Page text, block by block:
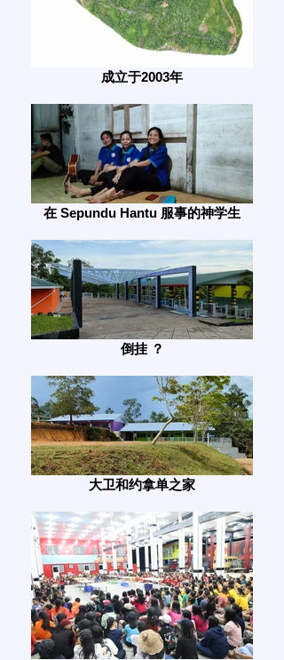
成立于2003年
在 Sepundu Hantu 服事的神学生
倒挂 ？
大卫和约拿单之家